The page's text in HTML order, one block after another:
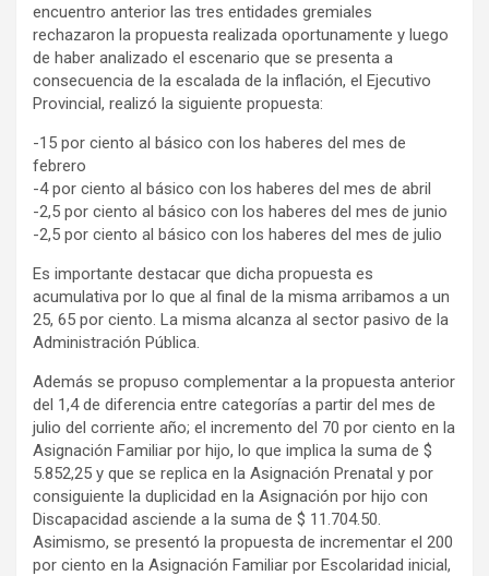
encuentro anterior las tres entidades gremiales
rechazaron la propuesta realizada oportunamente y luego
de haber analizado el escenario que se presenta a
consecuencia de la escalada de la inflación, el Ejecutivo
Provincial, realizó la siguiente propuesta:
-15 por ciento al básico con los haberes del mes de
febrero
-4 por ciento al básico con los haberes del mes de abril
-2,5 por ciento al básico con los haberes del mes de junio
-2,5 por ciento al básico con los haberes del mes de julio
Es importante destacar que dicha propuesta es
acumulativa por lo que al final de la misma arribamos a un
25, 65 por ciento. La misma alcanza al sector pasivo de la
Administración Pública.
Además se propuso complementar a la propuesta anterior
del 1,4 de diferencia entre categorías a partir del mes de
julio del corriente año; el incremento del 70 por ciento en la
Asignación Familiar por hijo, lo que implica la suma de $
5.852,25 y que se replica en la Asignación Prenatal y por
consiguiente la duplicidad en la Asignación por hijo con
Discapacidad asciende a la suma de $ 11.704.50.
Asimismo, se presentó la propuesta de incrementar el 200
por ciento en la Asignación Familiar por Escolaridad inicial,